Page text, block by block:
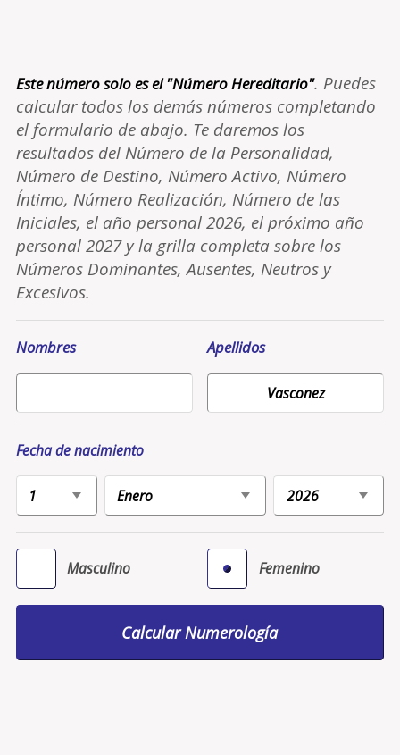
Este número solo es el "Número Hereditario". Puedes
calcular todos los demás números completando
el formulario de abajo. Te daremos los
resultados del Número de la Personalidad,
Número de Destino, Número Activo, Número
Íntimo, Número Realización, Número de las
Iniciales, el año personal 2026, el próximo año
personal 2027 y la grilla completa sobre los
Números Dominantes, Ausentes, Neutros y
Excesivos.
Nombres Apellidos
Fecha de nacimiento
Masculino Femenino